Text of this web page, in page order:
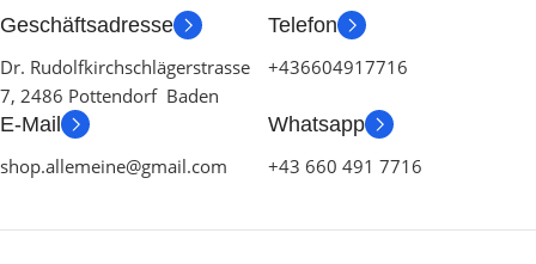
Geschäftsadresse
Dr. Rudolfkirchschlägerstrasse
7, 2486 Pottendorf Baden
Telefon
+436604917716
E-Mail
shop.allemeine@gmail.com
Whatsapp
+43 660 491 7716